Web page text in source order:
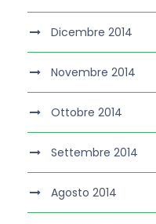
Dicembre 2014
Novembre 2014
Ottobre 2014
Settembre 2014
Agosto 2014